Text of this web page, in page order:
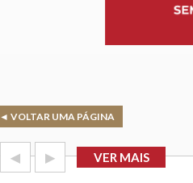
◄ VOLTAR UMA PÁGINA
◀ ▶ VER MAIS